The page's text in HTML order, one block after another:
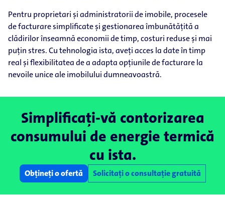
Pentru proprietari și administratorii de imobile, procesele
de facturare simplificate și gestionarea îmbunătățită a
clădirilor înseamnă economii de timp, costuri reduse și mai
puțin stres. Cu tehnologia ista, aveți acces la date în timp
real și flexibilitatea de a adapta opțiunile de facturare la
nevoile unice ale imobilului dumneavoastră.
Simplificați-vă contorizarea
consumului de energie termică
cu ista.
Obțineți o ofertă Solicitați o consultație gratuită